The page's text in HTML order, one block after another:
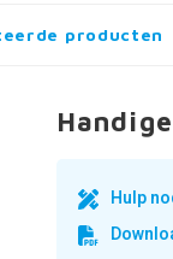
producten
Hulp